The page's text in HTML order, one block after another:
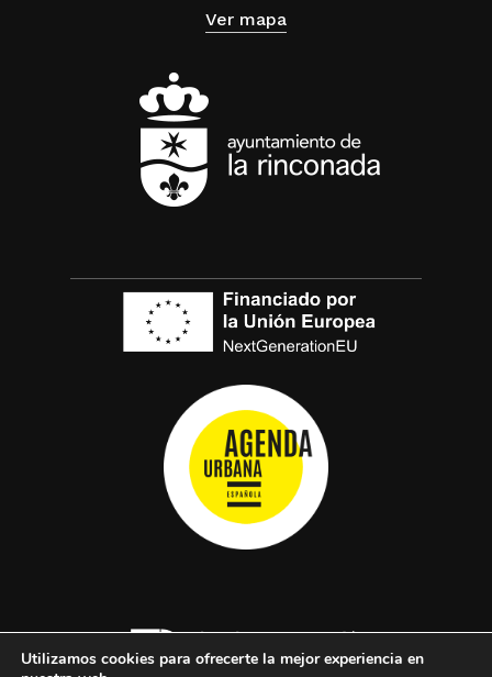
Ver mapa
Utilizamos cookies para ofrecerte la mejor experiencia en